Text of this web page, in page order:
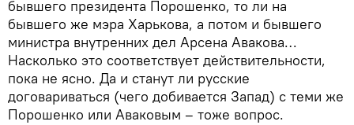
бывшего президента Порошенко, то ли на
бывшего же мэра Харькова, а потом и бывшего
министра внутренних дел Арсена Авакова…
Насколько это соответствует действительности,
пока не ясно. Да и станут ли русские
договариваться (чего добивается Запад) с теми же
Порошенко или Аваковым – тоже вопрос.